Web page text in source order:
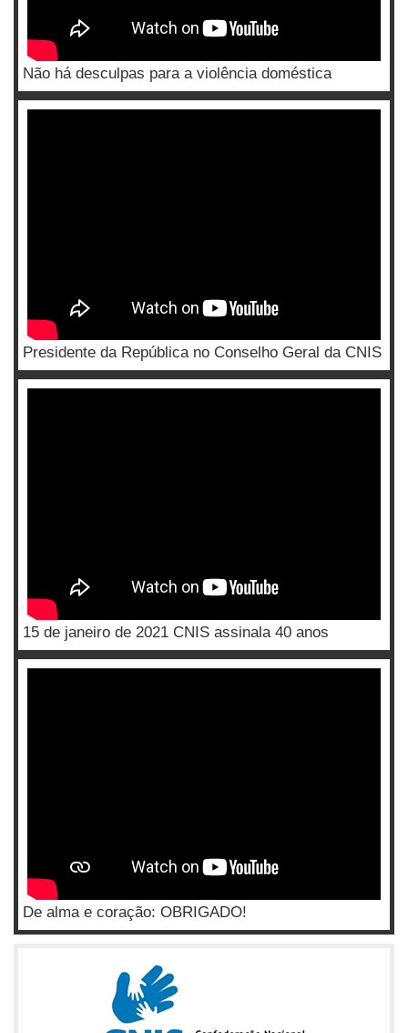
Não há desculpas para a violência doméstica
Presidente da República no Conselho Geral da CNIS
15 de janeiro de 2021 CNIS assinala 40 anos
De alma e coração: OBRIGADO!